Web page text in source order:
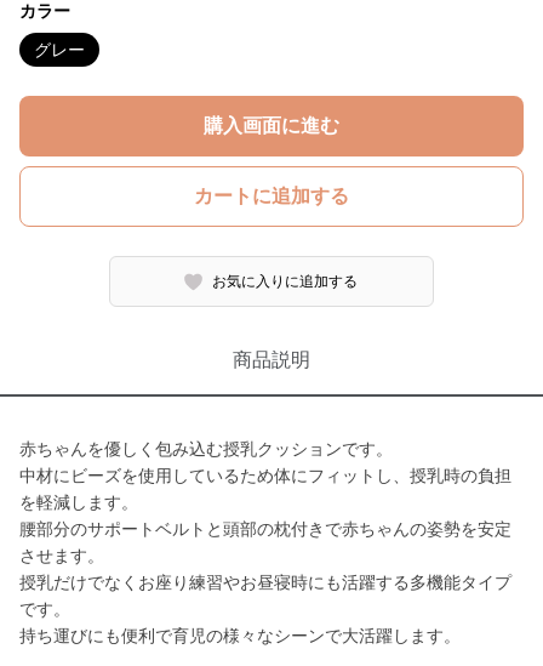
カラー
グレー
購入画面に進む
カートに追加する
お気に入りに追加する
商品説明
赤ちゃんを優しく包み込む授乳クッションです。
中材にビーズを使用しているため体にフィットし、授乳時の負担
を軽減します。
腰部分のサポートベルトと頭部の枕付きで赤ちゃんの姿勢を安定
させます。
授乳だけでなくお座り練習やお昼寝時にも活躍する多機能タイプ
です。
持ち運びにも便利で育児の様々なシーンで大活躍します。